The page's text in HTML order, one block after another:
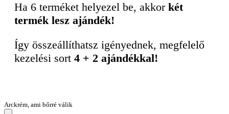
Ha 6 terméket helyezel be, akkor két
termék lesz ajándék!
Így összeállíthatsz igényednek, megfelelő
kezelési sort 4 + 2 ajándékkal!
Arckrém, ami bőrré válik